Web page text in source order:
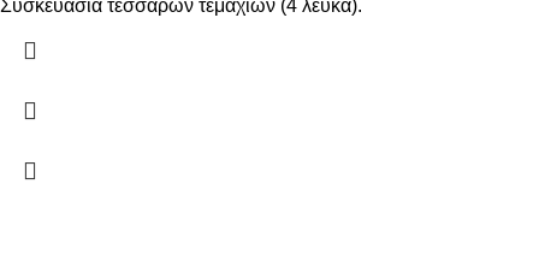
Συσκευασία τεσσάρων τεμαχίων (4 λευκά).